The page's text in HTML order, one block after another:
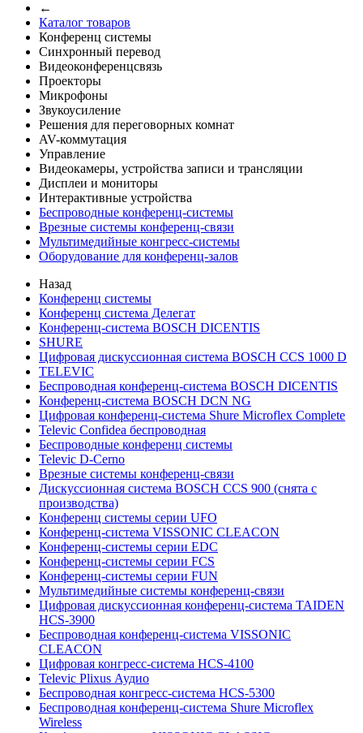
←
Каталог товаров
Конференц системы
Синхронный перевод
Видеоконференцсвязь
Проекторы
Микрофоны
Звукоусиление
Решения для переговорных комнат
AV-коммутация
Управление
Видеокамеры, устройства записи и трансляции
Дисплеи и мониторы
Интерактивные устройства
Беспроводные конференц-системы
Врезные системы конференц-связи
Мультимедийные конгресс-системы
Оборудование для конференц-залов
Назад
Конференц системы
Конференц система Делегат
Конференц-система BOSCH DICENTIS
SHURE
Цифровая дискуссионная система BOSCH CCS 1000 D
TELEVIC
Беспроводная конференц-система BOSCH DICENTIS
Конференц-система BOSCH DCN NG
Цифровая конференц-система Shure Microflex Complete
Televic Confidea беспроводная
Беспроводные конференц системы
Televic D-Cerno
Врезные системы конференц-связи
Дискуссионная система BOSCH CCS 900 (снята с
производства)
Конференц системы серии UFO
Конференц-система VISSONIC CLEACON
Конференц-системы серии EDC
Конференц-системы серии FCS
Конференц-системы серии FUN
Мультимедийные системы конференц-связи
Цифровая дискуссионная конференц-система TAIDEN
HCS-3900
Беспроводная конференц-система VISSONIC
CLEACON
Цифровая конгресс-система HCS-4100
Televic Plixus Аудио
Беспроводная конгресс-система HCS-5300
Беспроводная конференц-система Shure Microflex
Wireless